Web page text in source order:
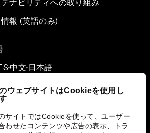
ウェブサイトはCookieを使用し
サイトではCookieを使って、ユーザー
わせたコンテンツや広告の表示、トラ
ナビリティへの取り組み
報 (英語のみ)
ES▪中文▪ 日本語